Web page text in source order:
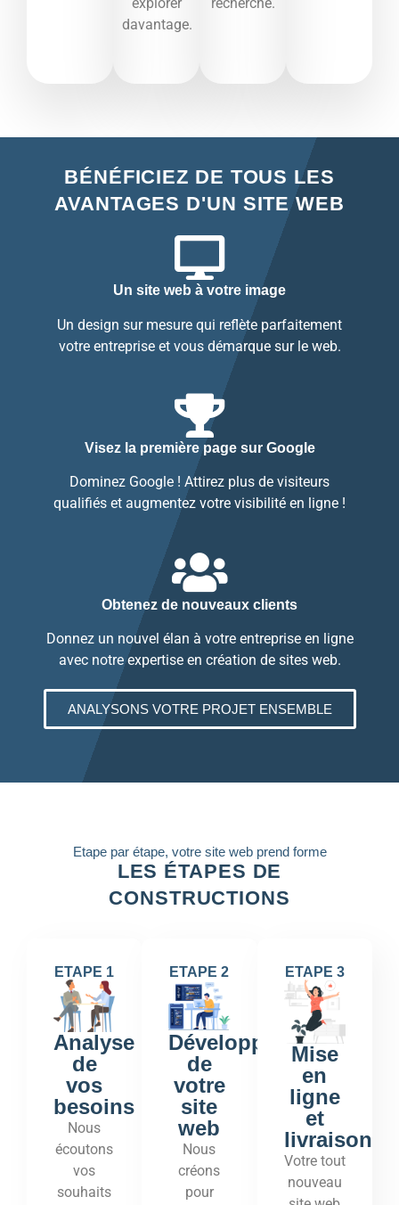
davantage.​
BÉNÉFICIEZ DE TOUS LES
AVANTAGES D'UN SITE WEB
Un site web à votre image
Un design sur mesure qui reflète parfaitement
votre entreprise et vous démarque sur le web.
Visez la première page sur Google
Dominez Google ! Attirez plus de visiteurs
qualifiés et augmentez votre visibilité en ligne !
Obtenez de nouveaux clients
Donnez un nouvel élan à votre entreprise en ligne
avec notre expertise en création de sites web.
ANALYSONS VOTRE PROJET ENSEMBLE
Etape par étape, votre site web prend forme
LES ÉTAPES DE
CONSTRUCTIONS
ETAPE 1
Analyse
de
vos
besoins
Nous
écoutons
vos
souhaits
ETAPE 2
Développement
de
votre
site
web
Nous
créons
pour
ETAPE 3
Mise
en
ligne
et
livraison
Votre tout
nouveau